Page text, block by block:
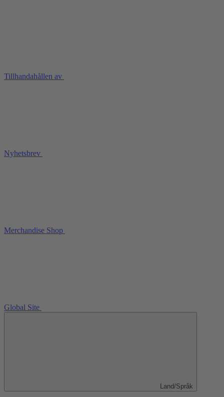
Tillhandahållen av
Nyhetsbrev
Merchandise Shop
Global Site
Land/Språk